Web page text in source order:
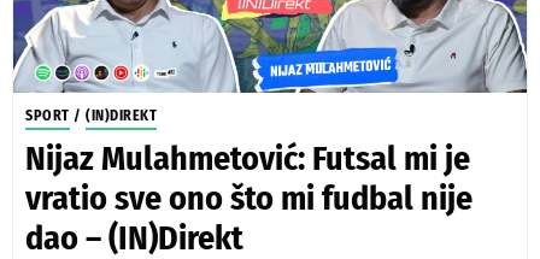
SPORT / (IN)DIREKT
Nijaz Mulahmetović: Futsal mi je
vratio sve ono što mi fudbal nije
dao – (IN)Direkt